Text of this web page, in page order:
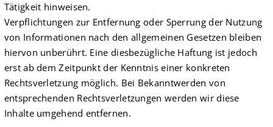
Tätigkeit hinweisen.
Verpflichtungen zur Entfernung oder Sperrung der Nutzung
von Informationen nach den allgemeinen Gesetzen bleiben
hiervon unberührt. Eine diesbezügliche Haftung ist jedoch
erst ab dem Zeitpunkt der Kenntnis einer konkreten
Rechtsverletzung möglich. Bei Bekanntwerden von
entsprechenden Rechtsverletzungen werden wir diese
Inhalte umgehend entfernen.